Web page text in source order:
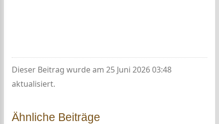
Dieser Beitrag wurde am 25 Juni 2026 03:48
aktualisiert.
Ähnliche Beiträge